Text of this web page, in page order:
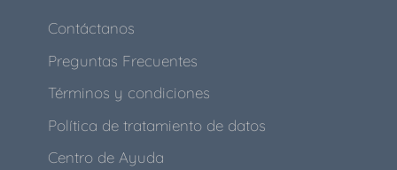
Contáctanos
Preguntas Frecuentes
Términos y condiciones
Política de tratamiento de datos
Centro de Ayuda